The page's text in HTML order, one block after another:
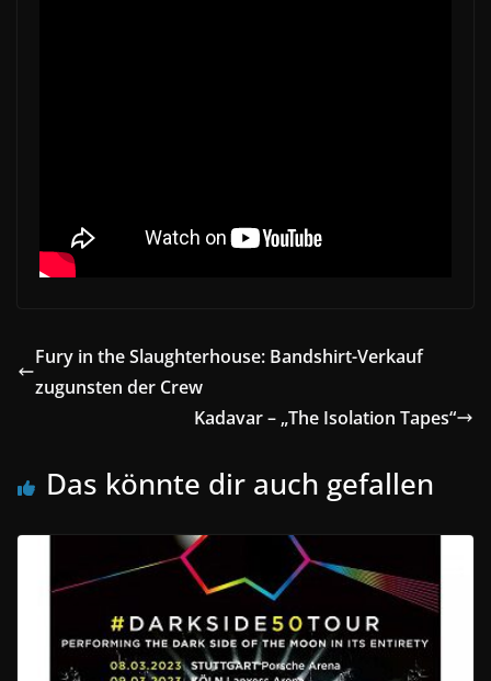
Fury in the Slaughterhouse: Bandshirt-Verkauf
zugunsten der Crew
Kadavar – „The Isolation Tapes“
Das könnte dir auch gefallen